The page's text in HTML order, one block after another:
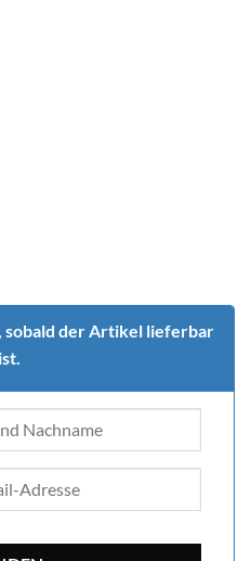
sobald der Artikel lieferbar
ist.